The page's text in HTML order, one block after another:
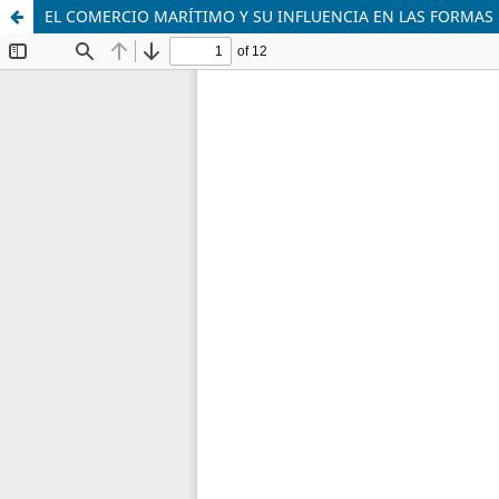
EL COMERCIO MARÍTIMO Y SU INFLUENCIA EN LAS